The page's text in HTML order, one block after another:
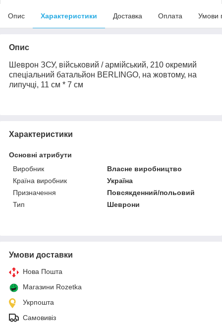
Опис Характеристики Доставка Оплата Умови
Опис
Шеврон ЗСУ, військовий / армійський, 210 окремий
спеціальний батальйон BERLINGO, на жовтому, на
липучці, 11 см * 7 см
Характеристики
Основні атрибути
Виробник
Власне виробництво
Країна виробник
Україна
Призначення
Повсякденний/польовий
Тип
Шеврони
Умови доставки
Нова Пошта
Магазини Rozetka
Укрпошта
Самовивіз